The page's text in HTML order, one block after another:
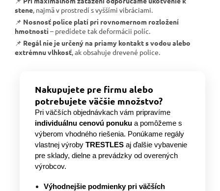
stene , najmä v prostredí s vyššími vibráciami.
📌 Nosnosť police platí pri rovnomernom rozložení
hmotnosti – predídete tak deformácii políc.
📌 Regál nie je určený na priamy kontakt s vodou alebo
extrémnu vlhkosť , ak obsahuje drevené police.
Nakupujete pre firmu alebo
potrebujete väčšie množstvo?
Pri väčších objednávkach vám pripravíme
individuálnu cenovú ponuku a pomôžeme s
výberom vhodného riešenia. Ponúkame regály
vlastnej výroby TRESTLES aj ďalšie vybavenie
pre sklady, dielne a prevádzky od overených
výrobcov.
Výhodnejšie podmienky pri väčších